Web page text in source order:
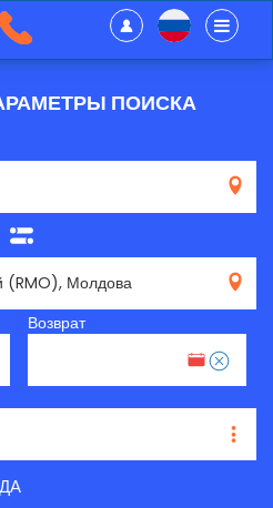
ПОИСКА
Возврат